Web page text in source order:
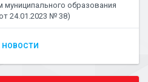
образования
24.01.2023 № 38)
НОВОСТИ